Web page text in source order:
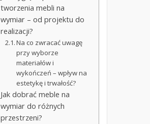
tworzenia mebli na
wymiar – od projektu do
realizacji?
Na co zwracać uwagę
przy wyborze
materiałów i
wykończeń – wpływ na
estetykę i trwałość?
Jak dobrać meble na
wymiar do różnych
przestrzeni?